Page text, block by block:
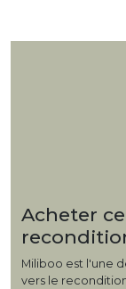
Acheter
Miliboo est l'une
vers le